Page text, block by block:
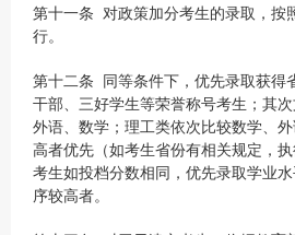
第十一条 对政策加分考生的录取，按
行。‍
第十二条 同等条件下，优先录取获得
干部、三好学生等荣誉称号考生；其次
外语、数学；理工类依次比较数学、
高者优先（如考生省份有相关规定，
考生如投档分数相同，优先录取学业
序较高者。